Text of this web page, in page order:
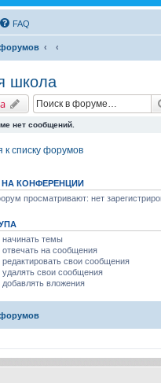
FAQ
школа
нет сообщений.
к списку форумов
КОНФЕРЕНЦИИ
просматривают: нет
начинать темы
отвечать на сообщения
редактировать свои сообщения
удалять свои сообщения
добавлять вложения